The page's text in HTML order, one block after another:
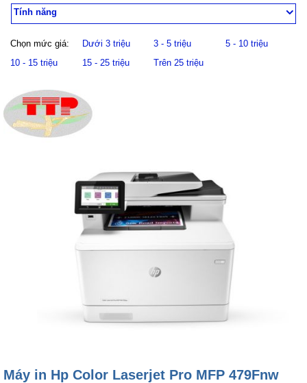
Tính năng
Chọn mức giá: Dưới 3 triệu 3 - 5 triệu
5 - 10 triệu
10 - 15 triệu
15 - 25 triệu Trên 25 triệu
Máy in Hp Color Laserjet Pro MFP 479Fnw